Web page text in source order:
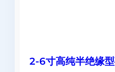
2-6寸高纯半绝缘